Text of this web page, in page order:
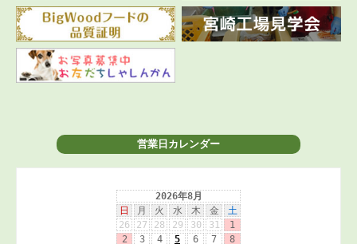
営業日カレンダー